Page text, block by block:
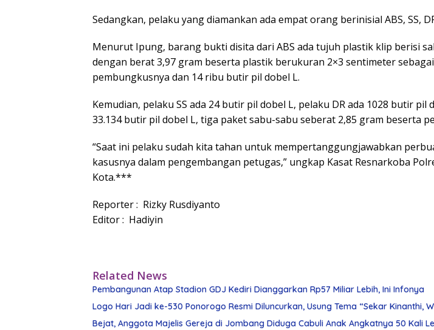
Sedangkan, pelaku yang diamankan ada empat orang berinisial ABS, SS,
Menurut Ipung, barang bukti disita dari ABS ada tujuh plastik klip berisi
dengan berat 3,97 gram beserta plastik berukuran 2×3 sentimeter sebagai
pembungkusnya dan 14 ribu butir pil dobel L.
Kemudian, pelaku SS ada 24 butir pil dobel L, pelaku DR ada 1028 butir pil
33.134 butir pil dobel L, tiga paket sabu-sabu seberat 2,85 gram beserta
“Saat ini pelaku sudah kita tahan untuk mempertanggungjawabkan
kasusnya dalam pengembangan petugas,” ungkap Kasat Resnarkoba
Kota.***
Reporter : Rizky Rusdiyanto
Editor : Hadiyin
Related News
Pembangunan Atap Stadion GDJ Kediri Dianggarkan Rp57 Miliar Lebih, Ini Infonya
Logo Hari Jadi ke-530 Ponorogo Resmi Diluncurkan, Usung Tema “Sekar Kinanthi,
Bejat, Anggota Majelis Gereja di Jombang Diduga Cabuli Anak Angkatnya 50 Kali